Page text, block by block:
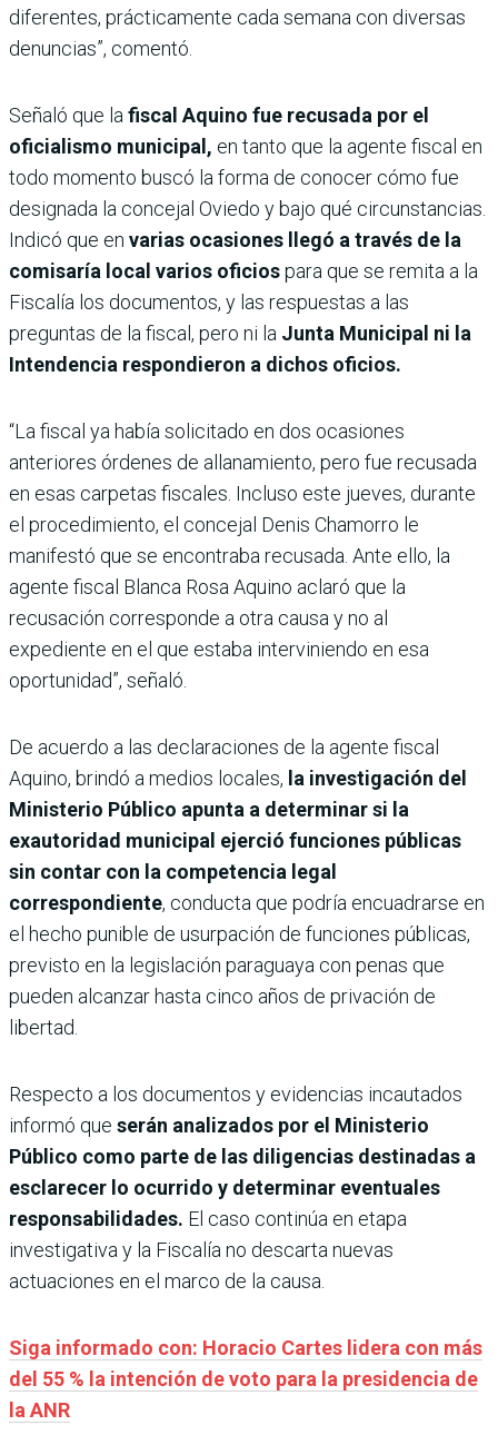
diferentes, prácticamente cada semana con diversas
denuncias”, comentó.
Señaló que lafiscal Aquino fue recusada por el
oficialismo municipal, en tanto que la agente fiscal en
todo momento buscó la forma de conocer cómo fue
designada la concejal Oviedo y bajo qué circunstancias.
Indicó que en varias ocasiones llegó a través de la
comisaría local varios oficiospara que se remita a la
Fiscalía los documentos, y las respuestas a las
preguntas de la fiscal, pero ni la Junta Municipal ni la
Intendencia respondieron a dichos oficios.
“La fiscal ya había solicitado en dos ocasiones
anteriores órdenes de allanamiento, pero fue recusada
en esas carpetas fiscales. Incluso este jueves, durante
el procedimiento, el concejal Denis Chamorro le
manifestó que se encontraba recusada. Ante ello, la
agente fiscal Blanca Rosa Aquino aclaró que la
recusación corresponde a otra causa y no al
expediente en el que estaba interviniendo en esa
oportunidad”, señaló.
De acuerdo a las declaraciones de la agente fiscal
Aquino, brindó a medios locales, la investigación del
Ministerio Público apunta a determinar si la
exautoridad municipal ejerció funciones públicas
sin contar con la competencia legal
correspondiente, conducta que podría encuadrarse en
el hecho punible de usurpación de funciones públicas,
previsto en la legislación paraguaya con penas que
pueden alcanzar hasta cinco años de privación de
libertad.
Respecto a los documentos y evidencias incautados
informó que serán analizados por el Ministerio
Público como parte de las diligencias destinadas a
esclarecer lo ocurrido y determinar eventuales
responsabilidades. El caso continúa en etapa
investigativa y la Fiscalía no descarta nuevas
actuaciones en el marco de la causa.
Siga informado con: Horacio Cartes lidera con más
del 55 % la intención de voto para la presidencia de
la ANR